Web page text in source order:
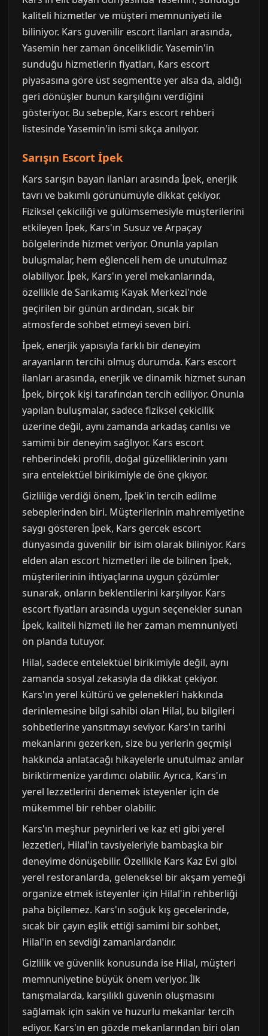
kaliteli hizmetler ve müşteri memnuniyeti ile
biliniyor. Kars guvenilir escort ilanları arasında,
Yasemin her zaman önceliklidir. Yasemin'in
sunduğu hizmetlerin fiyatları, Kars escort
piyasasına göre üst segmentte yer alsa da, aldığı
geri dönüşler bunun karşılığını verdiğini
gösteriyor. Bu sebeple, Kars escort rehberi
listesinde Yasemin'in ismi sıkça anılıyor.
Sarışın Escort İpek
Kars sarışın bayan ilanları arasında İpek, enerjik
tavrı ve bakımlı görünümüyle dikkat çekiyor.
Fiziksel çekiciliği ve gülümsemesiyle müşterilerini
etkileyen İpek, Kars'ın Susuz ve Arpaçay
bölgelerinde hizmet veriyor. Onunla yapılan
buluşmalar, hem eğlenceli hem de unutulmaz
olabiliyor. İpek, Kars'ın yerel mekanlarında,
özellikle de Sarıkamış Kayak Merkezi'nde
geçirilen bir günün ardından, sıcak bir
atmosferde sohbet etmeyi seven biri.
İpek, enerjik yapısıyla farklı bir deneyim
arayanların tercihi olmuş durumda. Kars escort
ilanları arasında, enerjik ve dinamik hizmet sunan
İpek, birçok kişi tarafından tercih ediliyor. Onunla
yapılan buluşmalar, sadece fiziksel çekicilik
üzerine değil, aynı zamanda arkadaş canlısı ve
samimi bir deneyim sağlıyor. Kars escort
rehberindeki profili, doğal güzelliklerinin yanı
sıra entelektüel birikimiyle de öne çıkıyor.
Gizliliğe verdiği önem, İpek'in tercih edilme
sebeplerinden biri. Müşterilerinin mahremiyetine
saygı gösteren İpek, Kars gercek escort
dünyasında güvenilir bir isim olarak biliniyor. Kars
elden alan escort hizmetleri ile de bilinen İpek,
müşterilerinin ihtiyaçlarına uygun çözümler
sunarak, onların beklentilerini karşılıyor. Kars
escort fiyatları arasında uygun seçenekler sunan
İpek, kaliteli hizmeti ile her zaman memnuniyeti
ön planda tutuyor.
Hilal, sadece entelektüel birikimiyle değil, aynı
zamanda sosyal zekasıyla da dikkat çekiyor.
Kars'ın yerel kültürü ve gelenekleri hakkında
derinlemesine bilgi sahibi olan Hilal, bu bilgileri
sohbetlerine yansıtmayı seviyor. Kars'ın tarihi
mekanlarını gezerken, size bu yerlerin geçmişi
hakkında anlatacağı hikayelerle unutulmaz anılar
biriktirmenize yardımcı olabilir. Ayrıca, Kars'ın
yerel lezzetlerini denemek isteyenler için de
mükemmel bir rehber olabilir.
Kars'ın meşhur peynirleri ve kaz eti gibi yerel
lezzetleri, Hilal'in tavsiyeleriyle bambaşka bir
deneyime dönüşebilir. Özellikle Kars Kaz Evi gibi
yerel restoranlarda, geleneksel bir akşam yemeği
organize etmek isteyenler için Hilal'in rehberliği
paha biçilemez. Kars'ın soğuk kış gecelerinde,
sıcak bir çayın eşlik ettiği samimi bir sohbet,
Hilal'in en sevdiği zamanlardandır.
Gizlilik ve güvenlik konusunda ise Hilal, müşteri
memnuniyetine büyük önem veriyor. İlk
tanışmalarda, karşılıklı güvenin oluşmasını
sağlamak için sakin ve huzurlu mekanlar tercih
ediyor. Kars'ın en gözde mekanlarından biri olan